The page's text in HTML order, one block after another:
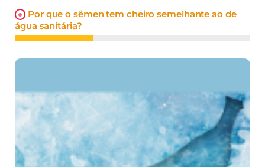
Por que o sêmen tem cheiro semelhante ao de
água sanitária?